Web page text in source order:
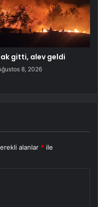
gitti, alev geldi
8, 2026
alanlar * ile